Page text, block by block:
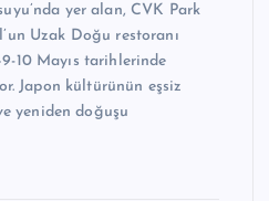
yer alan, CVK Park
Uzak Doğu restoranı
10 Mayıs tarihlerinde
Japon kültürünün eşsiz
yeniden doğuşu